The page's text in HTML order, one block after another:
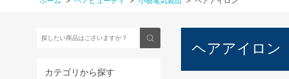
カテゴリから探す
ヘアアイロン